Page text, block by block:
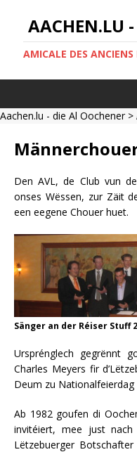
AACHEN.LU
AMICALE DES
Aachen.lu - die Al Oochener>
Den AVL, de Club vun
onses Wëssen, zur Zäit
een eegene Chouer huet.
Sänger an der Réiser Stuff
Ursprénglech gegrënnt
Charles Meyers fir
Deum zu Nationalfeierdag
Ab 1982 goufen di
invitéiert, mee just
Lëtzebuerger